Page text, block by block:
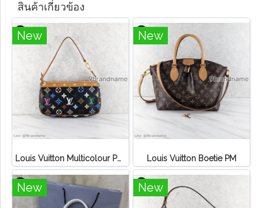
สินค้าเกี่ยวข้อง
New
Louis Vuitton Multicolour Pochette Canvas
New
Louis Vuitton Boetie PM
New New